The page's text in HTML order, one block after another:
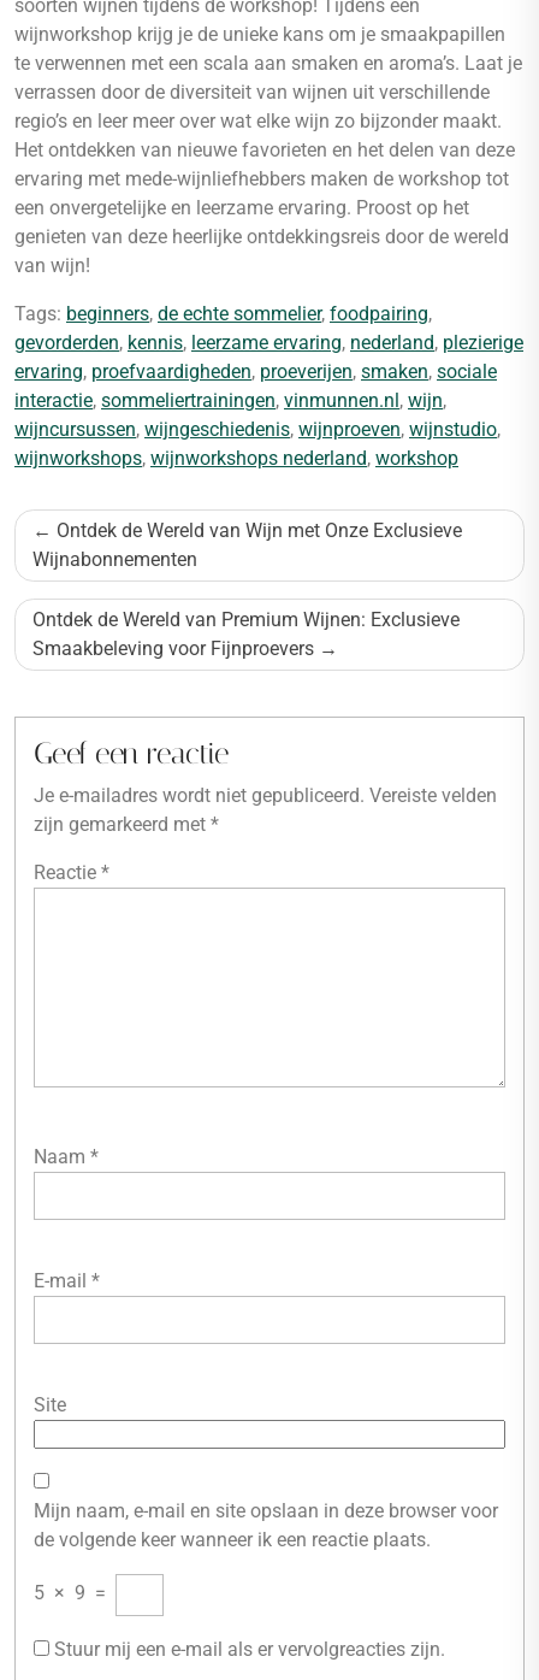
soorten wijnen tijdens de workshop! Tijdens een
wijnworkshop krijg je de unieke kans om je smaakpapillen
te verwennen met een scala aan smaken en aroma’s. Laat je
verrassen door de diversiteit van wijnen uit verschillende
regio’s en leer meer over wat elke wijn zo bijzonder maakt.
Het ontdekken van nieuwe favorieten en het delen van deze
ervaring met mede-wijnliefhebbers maken de workshop tot
een onvergetelijke en leerzame ervaring. Proost op het
genieten van deze heerlijke ontdekkingsreis door de wereld
van wijn!
Tags: beginners, de echte sommelier, foodpairing,
gevorderden, kennis, leerzame ervaring, nederland, plezierige
ervaring, proefvaardigheden, proeverijen, smaken, sociale
interactie, sommeliertrainingen, vinmunnen.nl, wijn,
wijncursussen, wijngeschiedenis, wijnproeven, wijnstudio,
wijnworkshops, wijnworkshops nederland, workshop
Bericht
navigatie
Ontdek de Wereld van Wijn met Onze Exclusieve
Wijnabonnementen
Ontdek de Wereld van Premium Wijnen: Exclusieve
Smaakbeleving voor Fijnproevers
Geef een reactie
Je e-mailadres wordt niet gepubliceerd. Vereiste velden
zijn gemarkeerd met *
Reactie *
Naam *
E-mail *
Site
Mijn naam, e-mail en site opslaan in deze browser voor
de volgende keer wanneer ik een reactie plaats.
5 × 9 =
Stuur mij een e-mail als er vervolgreacties zijn.